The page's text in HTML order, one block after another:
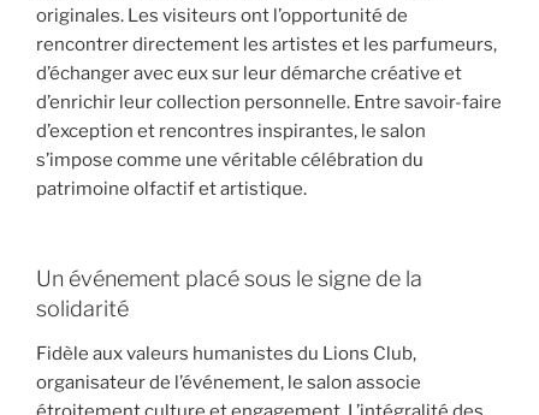
originales. Les visiteurs ont l’opportunité de
rencontrer directement les artistes et les parfumeurs,
d’échanger avec eux sur leur démarche créative et
d’enrichir leur collection personnelle. Entre savoir-faire
d’exception et rencontres inspirantes, le salon
s’impose comme une véritable célébration du
patrimoine olfactif et artistique.
Un événement placé sous le signe de la
solidarité
Fidèle aux valeurs humanistes du Lions Club,
organisateur de l’événement, le salon associe